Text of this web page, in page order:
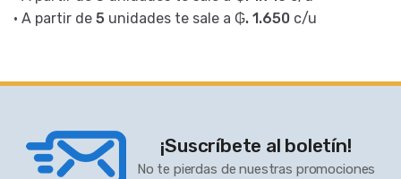
• A partir de 5 unidades te sale a ₲. 1.650 c/u
¡Suscríbete al boletín!
No te pierdas de nuestras promociones